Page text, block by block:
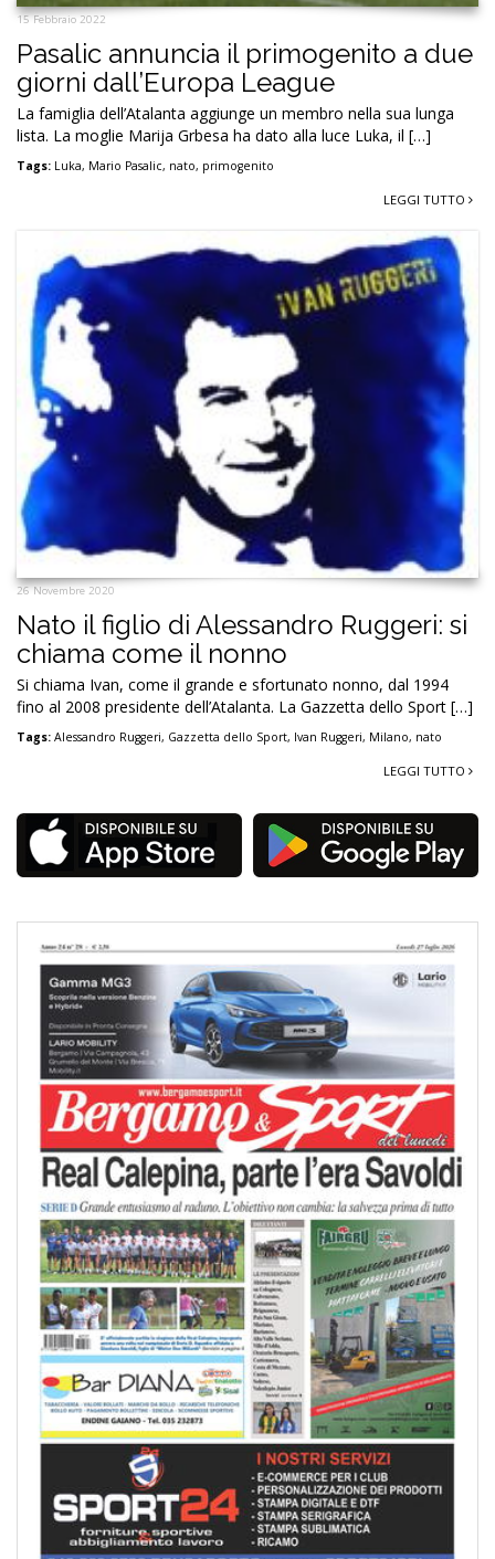
15 Febbraio 2022
Pasalic annuncia il primogenito a due
giorni dall’Europa League
La famiglia dell’Atalanta aggiunge un membro nella sua lunga
lista. La moglie Marija Grbesa ha dato alla luce Luka, il […]
Tags: Luka, Mario Pasalic, nato, primogenito
LEGGI TUTTO
26 Novembre 2020
Nato il figlio di Alessandro Ruggeri: si
chiama come il nonno
Si chiama Ivan, come il grande e sfortunato nonno, dal 1994
fino al 2008 presidente dell’Atalanta. La Gazzetta dello Sport […]
Tags: Alessandro Ruggeri, Gazzetta dello Sport, Ivan Ruggeri, Milano, nato
LEGGI TUTTO